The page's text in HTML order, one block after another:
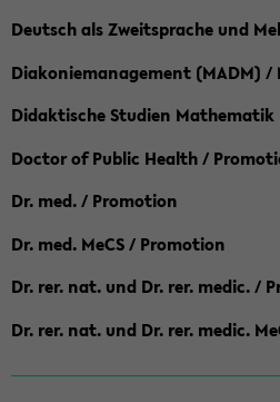
Deutsch als Zweitsprache und
Diakoniemanagement (MADM) /
Didaktische Studien Mathematik
Doctor of Public Health /
Dr. med. / Promotion
Dr. med. MeCS / Promotion
Dr. rer. nat. und Dr. rer. medic. /
Dr. rer. nat. und Dr. rer. medic.